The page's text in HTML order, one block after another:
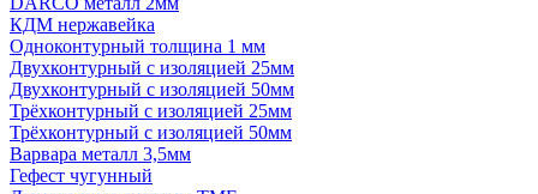
КДМ нержавейка
Одноконтурный толщина 1 мм
Двухконтурный с изоляцией 25мм
Двухконтурный с изоляцией 50мм
Трёхконтурный с изоляцией 25мм
Трёхконтурный с изоляцией 50мм
Варвара металл 3,5мм
Гефест чугунный